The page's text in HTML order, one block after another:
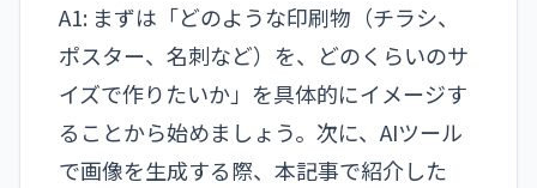
A1: まずは「どのような印刷物（チラシ、
ポスター、名刺など）を、どのくらいのサ
イズで作りたいか」を具体的にイメージす
ることから始めましょう。次に、AIツール
で画像を生成する際、本記事で紹介した